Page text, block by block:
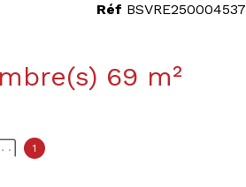
Appartement 3 pièce(s) 2 chambre(s) 69 m²
1
Réf BSVRE250004537